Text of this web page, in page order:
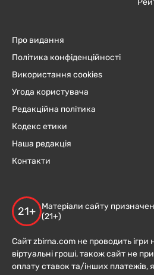
Про видання
Політика конфіденційності
Використання cookies
Угода користувача
Редакційна політика
Кодекс етики
Наша редакція
Контакти
21+
Матеріали сайту
(21+)
Сайт zbirna.com не проводить ігри
віртуальні гроші, також сайт не
оплату ставок та/інших платежів,